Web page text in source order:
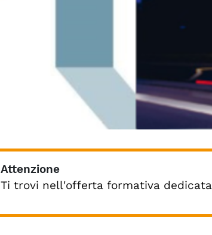
Attenzione
Ti trovi nell'offerta formativa